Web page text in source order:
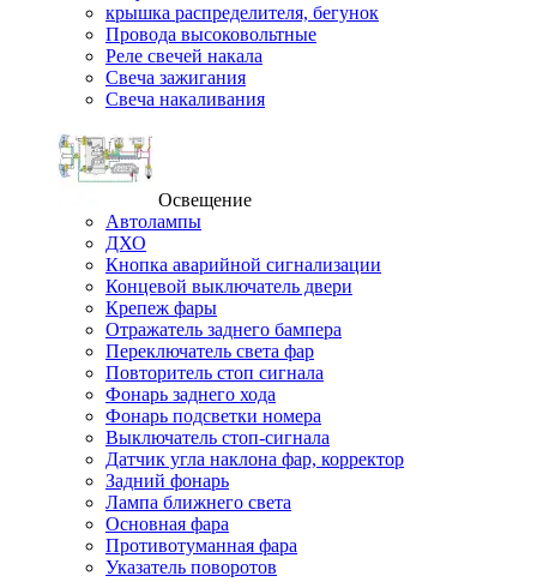
крышка распределителя, бегунок
Провода высоковольтные
Реле свечей накала
Свеча зажигания
Свеча накаливания
Освещение
Автолампы
ДХО
Кнопка аварийной сигнализации
Концевой выключатель двери
Крепеж фары
Отражатель заднего бампера
Переключатель света фар
Повторитель стоп сигнала
Фонарь заднего хода
Фонарь подсветки номера
Выключатель стоп-сигнала
Датчик угла наклона фар, корректор
Задний фонарь
Лампа ближнего света
Основная фара
Противотуманная фара
Указатель поворотов